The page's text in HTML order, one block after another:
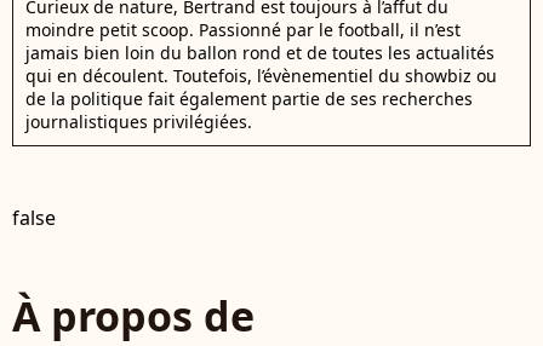
Curieux de nature, Bertrand est toujours à l’affut du
moindre petit scoop. Passionné par le football, il n’est
jamais bien loin du ballon rond et de toutes les actualités
qui en découlent. Toutefois, l’évènementiel du showbiz ou
de la politique fait également partie de ses recherches
journalistiques privilégiées.
false
À propos de